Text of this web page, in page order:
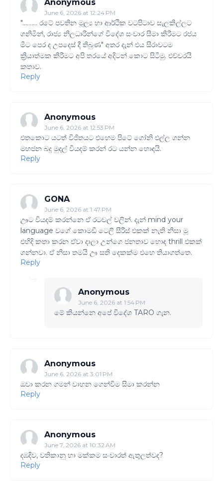
Anonymous
June 6, 2026 at 12:24 PM
".......... රටේ පවතින මූල්‍ය හා ආර්ථික වටපිටාව සැලකිල්ලට
ගනිමින්, රාජ්‍ය නිලධාරීන්ගේ විදේශ සංචාර සීමා කිරීමට රජය
මීට පෙර ද උපදෙස් දී තිබුණ" අතර දැන් එය සිරාවටම
ක්‍රියාත්මක කිරීමට අපි තරයේ අදිටන් කොට සිටිමු. එච්චරයි
කතාව.
Reply
Anonymous
June 6, 2026 at 12:53 PM
එතකොට යටත් විජිතයට එහෙම පිටේ ගෝනි එල්ල ගන්න
මහජන බදු මුදල් වියදම් කරන් රට යන්න හොඳයි.
Reply
GONA
June 6, 2026 at 1:47 PM
ඌට වියදම් කරන්නෙ ඒ රටවල් වලින්. දැන් mind your
language වගේ කොමඩි ටෙලි සීරීස් එකක් නැති නිසා මූ
එහිදි කතා කරන ඒවා දාලා උන්ගෙ ජනතාව හොඳ thrill එකක්
ගන්නවා. ඒ නිසා තමයි ඌ සති දෙකක්ම එහෙ තියාගත්තෙ.
Reply
Anonymous
June 6, 2026 at 1:54 PM
මේ කියන්නෙ අපේ විදේශ TARO ගැන.
Anonymous
June 6, 2026 at 3:01 PM
ඔවා කරන ගමන් වාහන ගෙන්විම සිමා කරන්න
Reply
Anonymous
June 7, 2026 at 10:32 AM
දඹදිව, වතිකානු හා මක්කම සංචාරත් ඇතුලත්වද?
Reply